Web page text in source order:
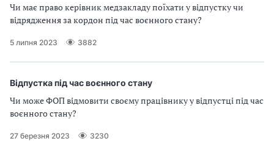
Чи має право керівник медзакладу поїхати у відпустку чи
відрядження за кордон під час воєнного стану?
5 липня 2023 3882
Відпустка під час воєнного стану
Чи може ФОП відмовити своєму працівнику у відпустці під час
воєнного стану?
27 березня 2023 3230